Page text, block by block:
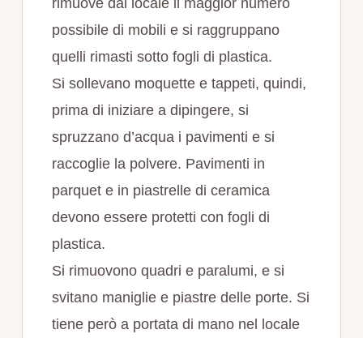
possibile di mobili e si raggruppano
quelli rimasti sotto fogli di plastica.
Si sollevano moquette e tappeti, quindi,
prima di iniziare a dipingere, si
spruzzano d’acqua i pavimenti e si
raccoglie la polvere. Pavimenti in
parquet e in piastrelle di ceramica
devono essere protetti con fogli di
plastica.
Si rimuovono quadri e paralumi, e si
svitano maniglie e piastre delle porte. Si
tiene però a portata di mano nel locale